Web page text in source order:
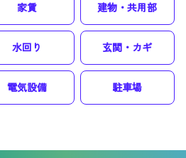
家賃 建物・共用部
水回り 玄関・カギ
電気設備 駐車場